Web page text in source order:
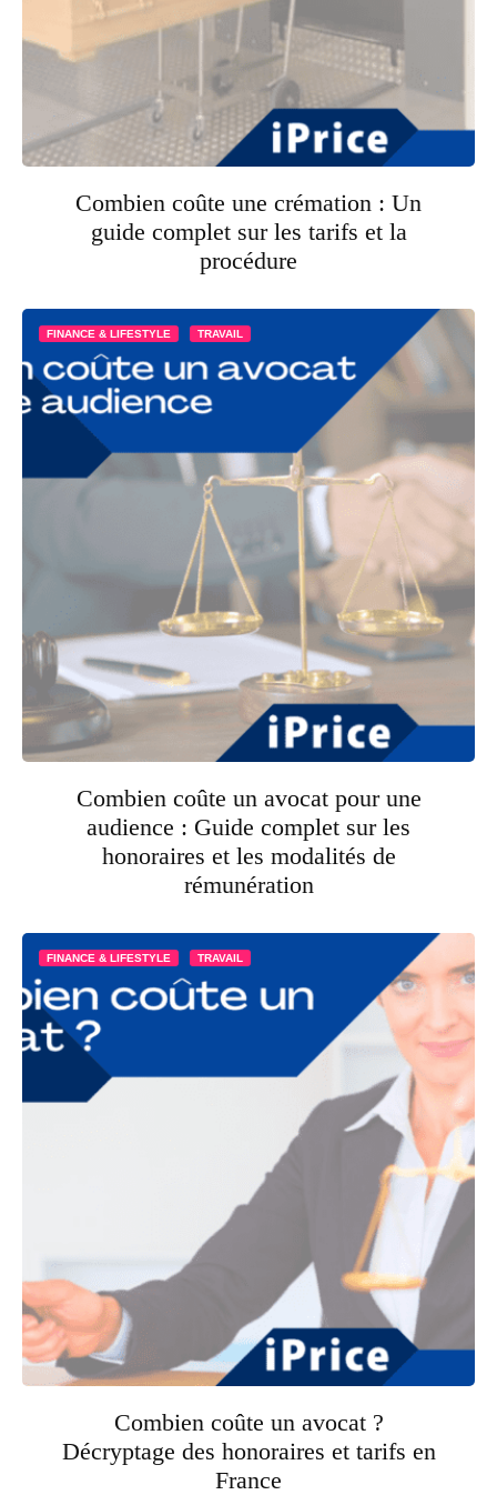
Combien coûte une crémation : Un
guide complet sur les tarifs et la
procédure
FINANCE & LIFESTYLE TRAVAIL
Combien coûte un avocat pour une
audience : Guide complet sur les
honoraires et les modalités de
rémunération
FINANCE & LIFESTYLE TRAVAIL
Combien coûte un avocat ?
Décryptage des honoraires et tarifs en
France